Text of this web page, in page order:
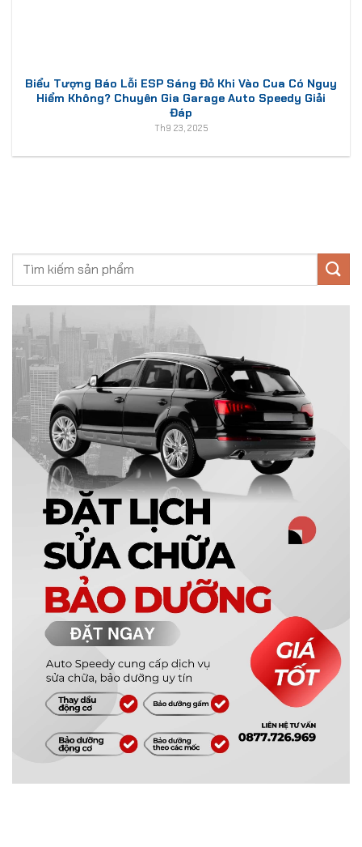
Biểu Tượng Báo Lỗi ESP Sáng Đỏ Khi Vào Cua Có Nguy
Hiểm Không? Chuyên Gia Garage Auto Speedy Giải
Đáp
Th9 23, 2025